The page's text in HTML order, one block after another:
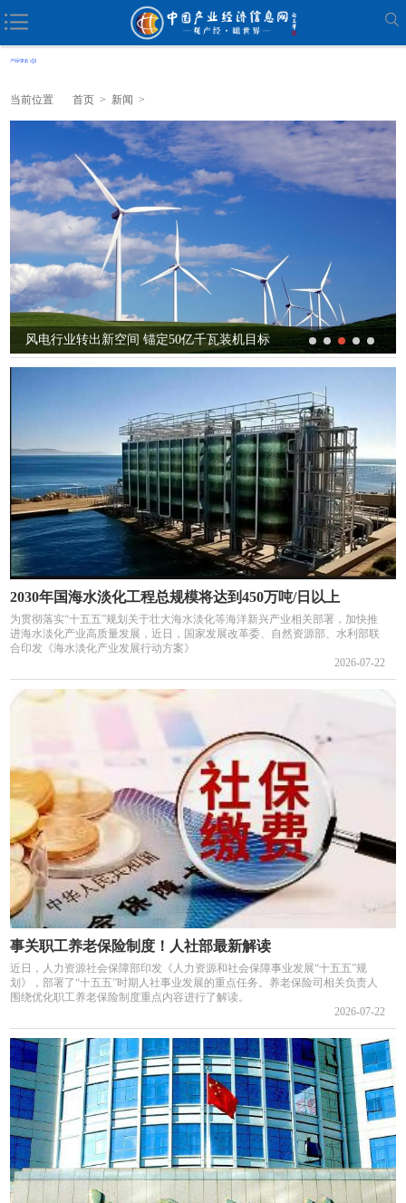
当前位置 首页 > 新闻 >
风电行业转出新空间 锚定50亿千瓦装机目标
2030年国海水淡化工程总规模将达到450万吨/日以上
为贯彻落实“十五五”规划关于壮大海水淡化等海洋新兴产业相关部署，加快推
进海水淡化产业高质量发展，近日，国家发展改革委、自然资源部、水利部联
合印发《海水淡化产业发展行动方案》
2026-07-22
事关职工养老保险制度！人社部最新解读
近日，人力资源社会保障部印发《人力资源和社会保障事业发展“十五五”规
划》，部署了“十五五”时期人社事业发展的重点任务。养老保险司相关负责人
围绕优化职工养老保险制度重点内容进行了解读。
2026-07-22